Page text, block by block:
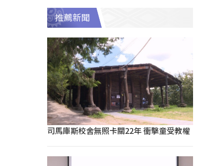
推薦新聞
司馬庫斯校舍無照卡關22年 衝擊童受教權